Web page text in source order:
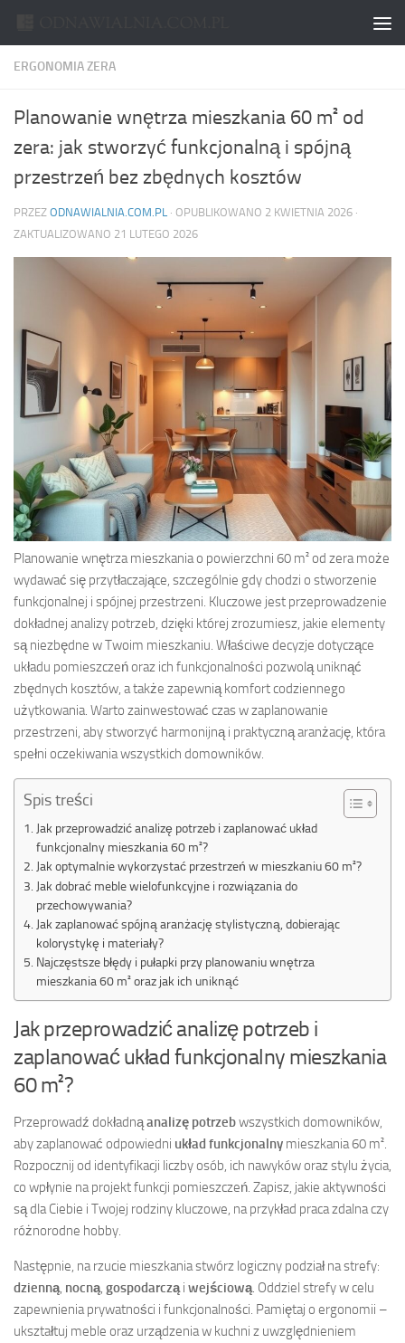
ERGONOMIA ZERA
Planowanie wnętrza mieszkania 60 m² od
zera: jak stworzyć funkcjonalną i spójną
przestrzeń bez zbędnych kosztów
PRZEZ ODNAWIALNIA.COM.PL · OPUBLIKOWANO 2 KWIETNIA 2026 ·
ZAKTUALIZOWANO 21 LUTEGO 2026
Planowanie wnętrza mieszkania o powierzchni 60 m² od zera może
wydawać się przytłaczające, szczególnie gdy chodzi o stworzenie
funkcjonalnej i spójnej przestrzeni. Kluczowe jest przeprowadzenie
dokładnej analizy potrzeb, dzięki której zrozumiesz, jakie elementy
są niezbędne w Twoim mieszkaniu. Właściwe decyzje dotyczące
układu pomieszczeń oraz ich funkcjonalności pozwolą uniknąć
zbędnych kosztów, a także zapewnią komfort codziennego
użytkowania. Warto zainwestować czas w zaplanowanie
przestrzeni, aby stworzyć harmonijną i praktyczną aranżację, która
spełni oczekiwania wszystkich domowników.
Spis treści
Jak przeprowadzić analizę potrzeb i zaplanować układ
funkcjonalny mieszkania 60 m²?
Jak optymalnie wykorzystać przestrzeń w mieszkaniu 60 m²?
Jak dobrać meble wielofunkcyjne i rozwiązania do
przechowywania?
Jak zaplanować spójną aranżację stylistyczną, dobierając
kolorystykę i materiały?
Najczęstsze błędy i pułapki przy planowaniu wnętrza
mieszkania 60 m² oraz jak ich uniknąć
Jak przeprowadzić analizę potrzeb i
zaplanować układ funkcjonalny mieszkania
60 m²?
Przeprowadź dokładnąanalizę potrzebwszystkich domowników,
aby zaplanować odpowiedni układ funkcjonalny mieszkania 60 m².
Rozpocznij od identyfikacji liczby osób, ich nawyków oraz stylu życia,
co wpłynie na projekt funkcji pomieszczeń. Zapisz, jakie aktywności
są dla Ciebie i Twojej rodziny kluczowe, na przykład praca zdalna czy
różnorodne hobby.
Następnie, na rzucie mieszkania stwórz logiczny podział na strefy:
dzienną nocną gospodarczą i wejściową . Oddziel strefy w celu
zapewnienia prywatności i funkcjonalności. Pamiętaj o ergonomii –
ukształtuj meble oraz urządzenia w kuchni z uwzględnieniem